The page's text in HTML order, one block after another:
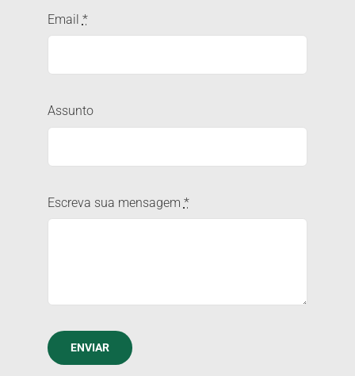
Email *
Assunto
Escreva sua mensagem *
ENVIAR